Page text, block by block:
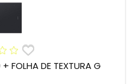
FOLHA DE TEXTURA G